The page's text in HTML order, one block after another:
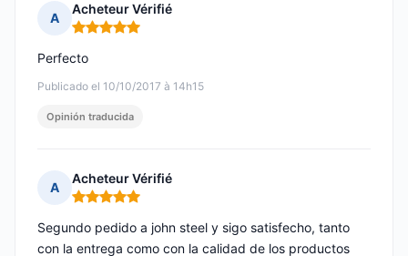
A
Acheteur Vérifié
Nota: 5 de 5
Publicado el 10/10/2017 à 14h15
Perfecto
Opinión traducida
A
Acheteur Vérifié
Nota: 5 de 5
Segundo pedido a john steel y sigo satisfecho, tanto
con la entrega como con la calidad de los productos